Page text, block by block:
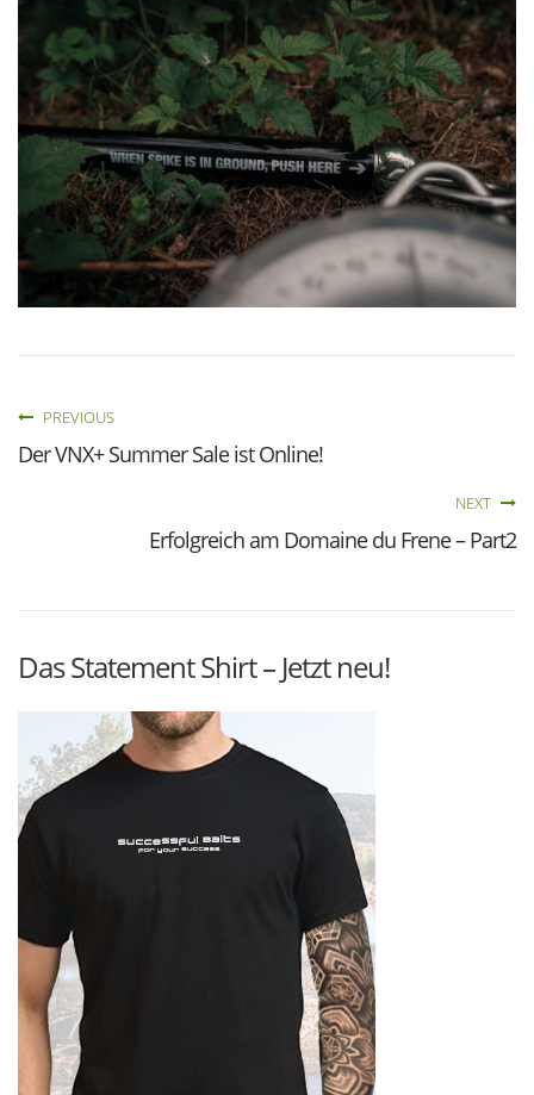
PREVIOUS
Der VNX+ Summer Sale ist Online!
NEXT
Erfolgreich am Domaine du Frene – Part2
Das Statement Shirt – Jetzt neu!